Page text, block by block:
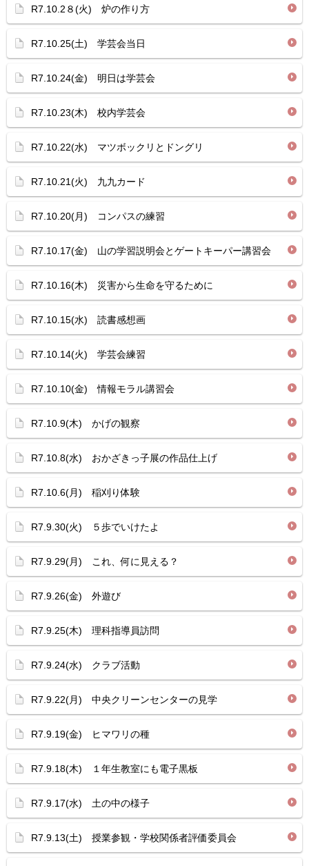
R7.10.2８(火) 炉の作り方
R7.10.25(土) 学芸会当日
R7.10.24(金) 明日は学芸会
R7.10.23(木) 校内学芸会
R7.10.22(水) マツボックリとドングリ
R7.10.21(火) 九九カード
R7.10.20(月) コンパスの練習
R7.10.17(金) 山の学習説明会とゲートキーパー講習会
R7.10.16(木) 災害から生命を守るために
R7.10.15(水) 読書感想画
R7.10.14(火) 学芸会練習
R7.10.10(金) 情報モラル講習会
R7.10.9(木) かげの観察
R7.10.8(水) おかざきっ子展の作品仕上げ
R7.10.6(月) 稲刈り体験
R7.9.30(火) ５歩でいけたよ
R7.9.29(月) これ、何に見える？
R7.9.26(金) 外遊び
R7.9.25(木) 理科指導員訪問
R7.9.24(水) クラブ活動
R7.9.22(月) 中央クリーンセンターの見学
R7.9.19(金) ヒマワリの種
R7.9.18(木) １年生教室にも電子黒板
R7.9.17(水) 土の中の様子
R7.9.13(土) 授業参観・学校関係者評価委員会